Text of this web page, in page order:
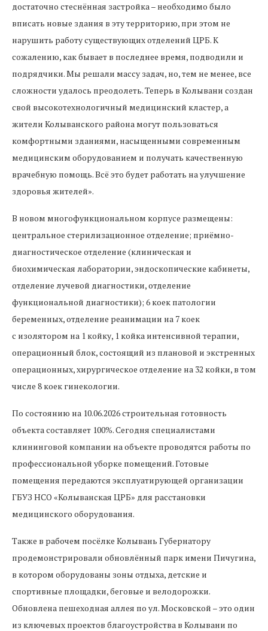
достаточно стеснённая застройка – необходимо было
вписать новые здания в эту территорию, при этом не
нарушить работу существующих отделений ЦРБ. К
сожалению, как бывает в последнее время, подводили и
подрядчики. Мы решали массу задач, но, тем не менее, все
сложности удалось преодолеть. Теперь в Колывани создан
свой высокотехнологичный медицинский кластер, а
жители Колыванского района могут пользоваться
комфортными зданиями, насыщенными современным
медицинским оборудованием и получать качественную
врачебную помощь. Всё это будет работать на улучшение
здоровья жителей».
В новом многофункциональном корпусе размещены:
центральное стерилизационное отделение; приёмно-
диагностическое отделение (клиническая и
биохимическая лаборатории, эндоскопические кабинеты,
отделение лучевой диагностики, отделение
функциональной диагностики); 6 коек патологии
беременных, отделение реанимации на 7 коек
с изолятором на 1 койку, 1 койка интенсивной терапии,
операционный блок, состоящий из плановой и экстренных
операционных, хирургическое отделение на 32 койки, в том
числе 8 коек гинекологии.
По состоянию на 10.06.2026 строительная готовность
объекта составляет 100%. Сегодня специалистами
клининговой компании на объекте проводятся работы по
профессиональной уборке помещений. Готовые
помещения передаются эксплуатирующей организации
ГБУЗ НСО «Колыванская ЦРБ» для расстановки
медицинского оборудования.
Также в рабочем посёлке Колывань Губернатору
продемонстрировали обновлённый парк имени Пичугина,
в котором оборудованы зоны отдыха, детские и
спортивные площадки, беговые и велодорожки.
Обновлена пешеходная аллея по ул. Московской – это один
из ключевых проектов благоустройства в Колывани по